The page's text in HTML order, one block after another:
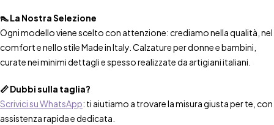
👠 La Nostra Selezione
Ogni modello viene scelto con attenzione: crediamo nella qualità, nel
comfort e nello stile Made in Italy. Calzature per donne e bambini,
curate nei minimi dettagli e spesso realizzate da artigiani italiani.
📏 Dubbi sulla taglia?
Scrivici su WhatsApp: ti aiutiamo a trovare la misura giusta per te, con
assistenza rapida e dedicata.